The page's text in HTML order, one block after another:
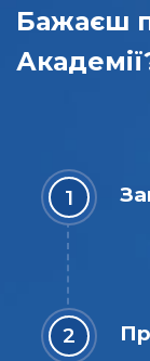
Бажаєш